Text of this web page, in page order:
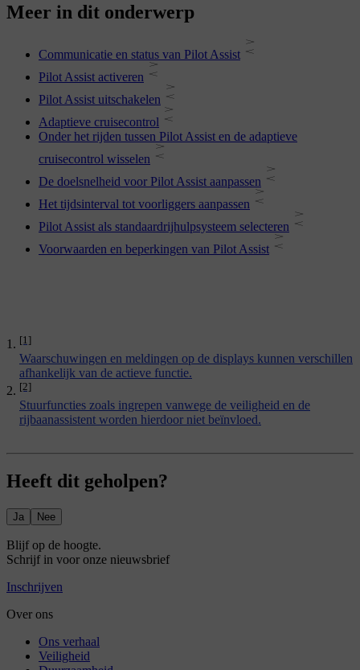
[1]
Waarschuwingen en meldingen op de displays kunnen verschillen
afhankelijk van de actieve functie.
[2]
Stuurfuncties zoals ingrepen vanwege de veiligheid en de
rijbaanassistent worden hierdoor niet beïnvloed.
Meer in dit onderwerp
Communicatie en status van Pilot Assist
Pilot Assist activeren
Pilot Assist uitschakelen
Adaptieve cruisecontrol
Onder het rijden tussen Pilot Assist en de adaptieve
cruisecontrol wisselen
De doelsnelheid voor Pilot Assist aanpassen
Het tijdsinterval tot voorliggers aanpassen
Pilot Assist als standaardrijhulpsysteem selecteren
Voorwaarden en beperkingen van Pilot Assist
Heeft dit geholpen?
Ja Nee